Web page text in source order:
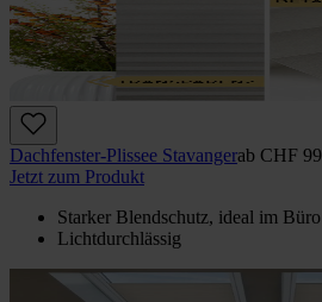
Dachfenster-Plissee Stavangerab CHF 99
Jetzt zum Produkt
Starker Blendschutz, ideal im Büro
Lichtdurchlässig